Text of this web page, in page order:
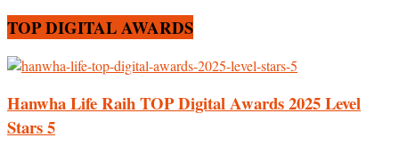
TOP DIGITAL AWARDS
Hanwha Life Raih TOP Digital Awards 2025 Level
Stars 5